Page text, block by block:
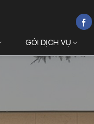
GÓI DỊCH VỤ